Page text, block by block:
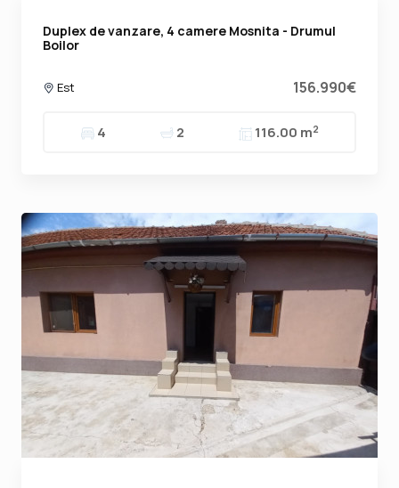
Duplex de vanzare, 4 camere Mosnita - Drumul
Boilor
Est 156.990€
4 2 116.00 m2